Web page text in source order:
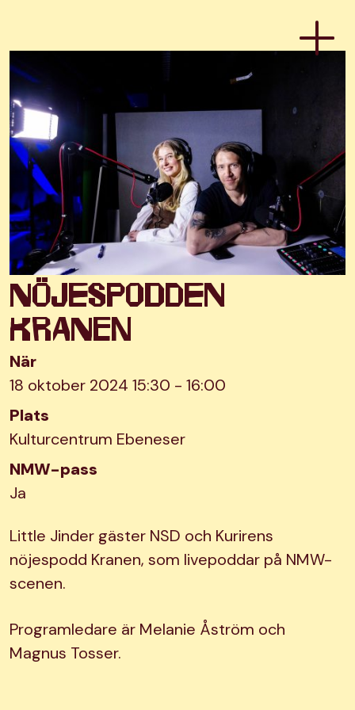
Nöjespodden
Kranen
När
18 oktober 2024 15:30 - 16:00
Plats
Kulturcentrum Ebeneser
NMW-pass
Ja
Little Jinder gäster NSD och Kurirens
nöjespodd Kranen, som livepoddar på NMW-
scenen.
Programledare är Melanie Åström och
Magnus Tosser.